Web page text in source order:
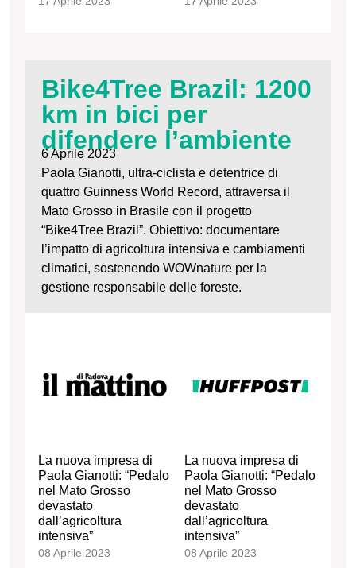
Bike4Tree Brazil: 1200
km in bici per
difendere l’ambiente
6 Aprile 2023
Paola Gianotti, ultra-ciclista e detentrice di
quattro Guinness World Record, attraversa il
Mato Grosso in Brasile con il progetto
“Bike4Tree Brazil”. Obiettivo: documentare
l’impatto di agricoltura intensiva e cambiamenti
climatici, sostenendo WOWnature per la
gestione responsabile delle foreste.
La nuova impresa di
Paola Gianotti: “Pedalo
nel Mato Grosso
devastato
dall’agricoltura
intensiva”
08 Aprile 2023
La nuova impresa di
Paola Gianotti: “Pedalo
nel Mato Grosso
devastato
dall’agricoltura
intensiva”
08 Aprile 2023